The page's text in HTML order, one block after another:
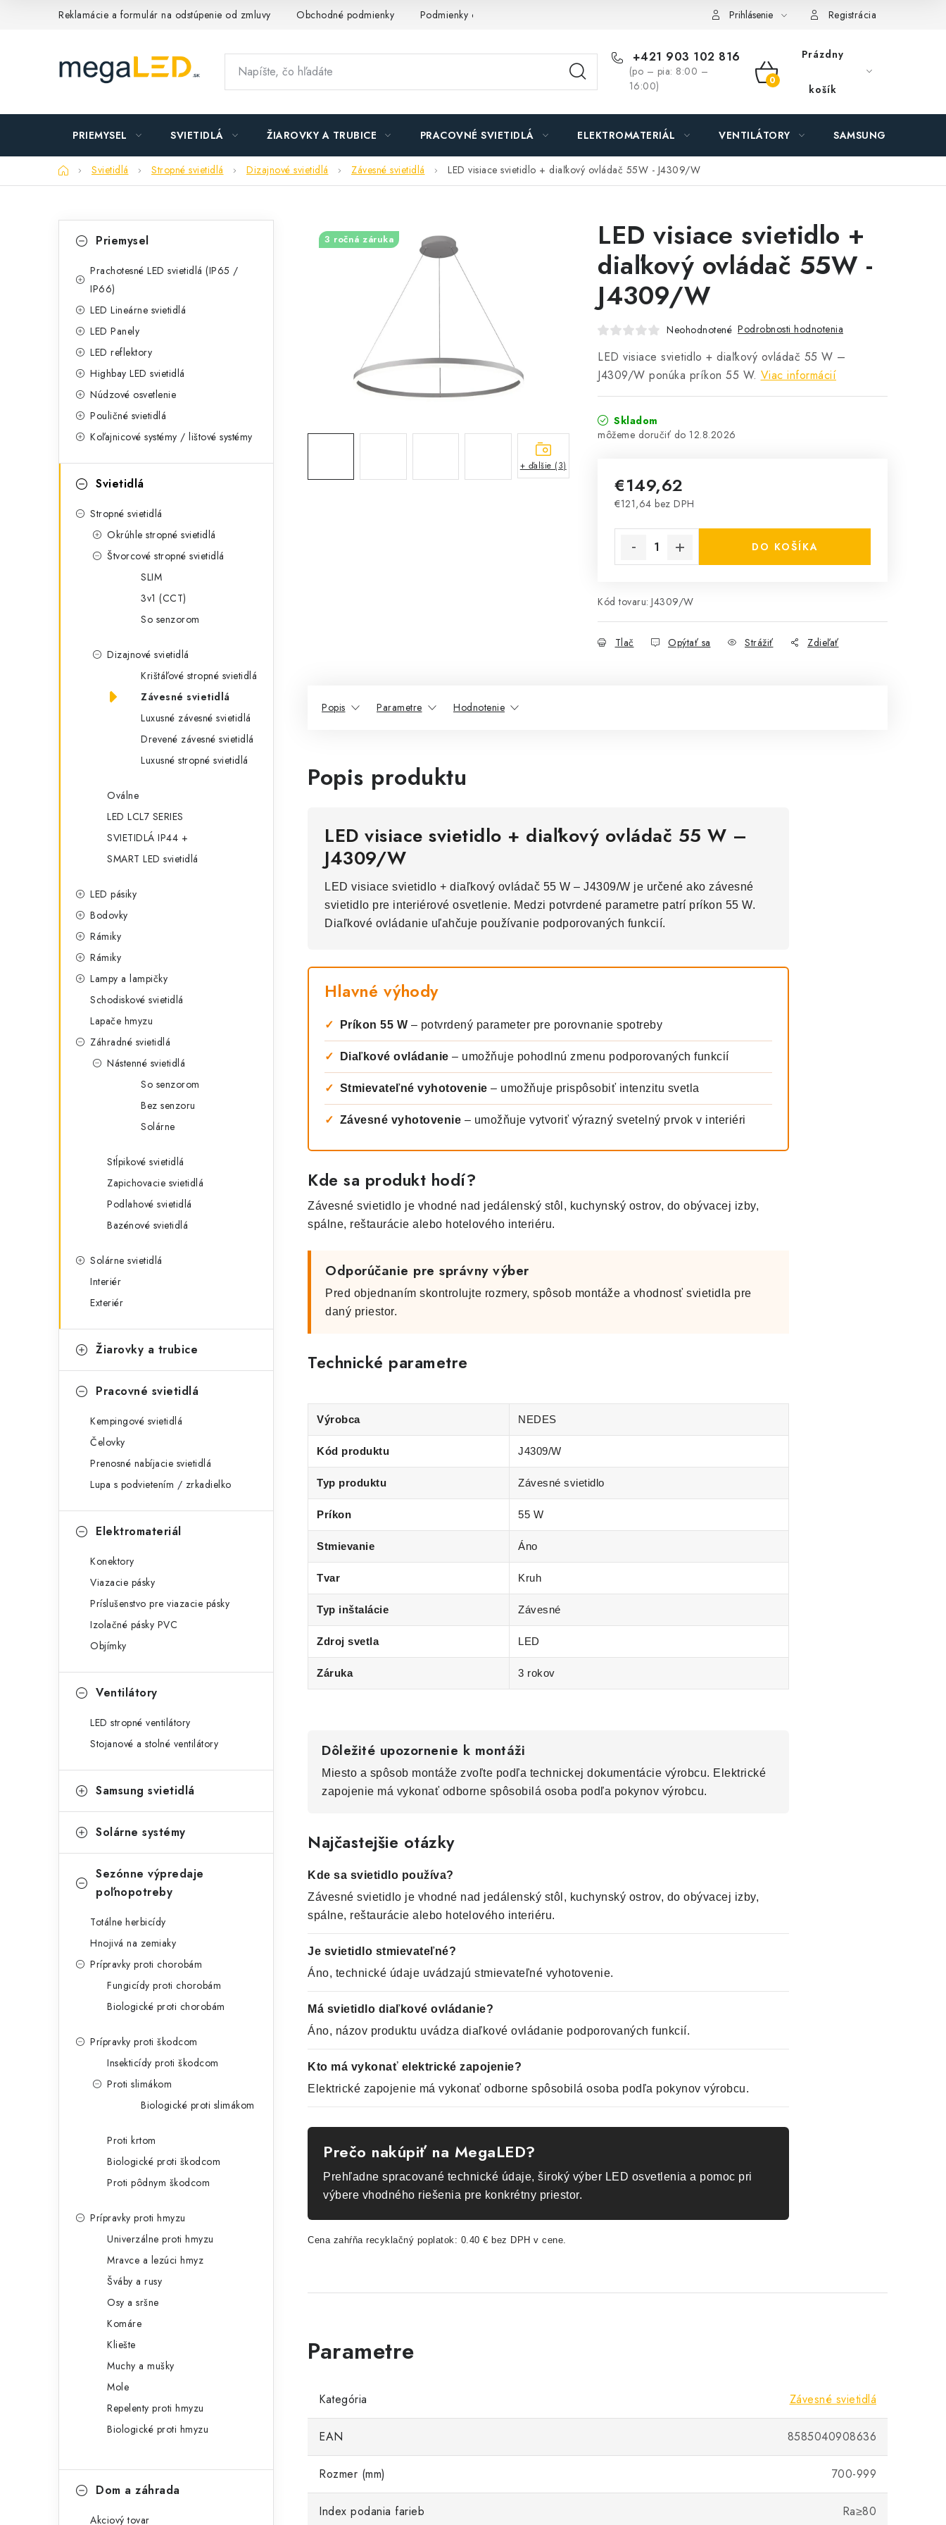
Reklamácie a formulár na odstúpenie od zmluvy Obchodné podmienky Podmienky ochrany osobných údajov O nás - MEGALED & JANTON Zákamenné Zľavy pre profíkov
Prihlásenie Registrácia
+421 903 102 816
(po – pia: 8:00 –
16:00)
NÁKUPNÝ
KOŠÍK
Prázdny
košík
PRIEMYSEL SVIETIDLÁ ŽIAROVKY A TRUBICE PRACOVNÉ SVIETIDLÁ ELEKTROMATERIÁL VENTILÁTORY SAMSUNG SVIETIDLÁ
DomovSvietidlá Stropné svietidlá Dizajnové svietidlá Závesné svietidlá LED visiace svietidlo + diaľkový ovládač 55W - J4309/W
l
kategóriePriemysel
Prachotesné LED svietidlá (IP65 /
IP66)
LED Lineárne svietidlá
LED Panely
LED reflektory
Highbay LED svietidlá
Núdzové osvetlenie
Pouličné svietidlá
Koľajnicové systémy / lištové systémy
Svietidlá
Stropné svietidlá
Okrúhle stropné svietidlá
Štvorcové stropné svietidlá
SLIM
3v1 (CCT)
So senzorom
Dizajnové svietidlá
Krištáľové stropné svietidlá
Závesné svietidlá
Luxusné závesné svietidlá
Drevené závesné svietidlá
Luxusné stropné svietidlá
Oválne
LED LCL7 SERIES
SVIETIDLÁ IP44 +
SMART LED svietidlá
LED pásiky
Bodovky
Rámiky
Rámiky
Lampy a lampičky
Schodiskové svietidlá
Lapače hmyzu
Záhradné svietidlá
Nástenné svietidlá
So senzorom
Bez senzoru
Solárne
Stĺpikové svietidlá
Zapichovacie svietidlá
Podlahové svietidlá
Bazénové svietidlá
Solárne svietidlá
Interiér
Exteriér
Žiarovky a trubice
Pracovné svietidlá
Kempingové svietidlá
Čelovky
Prenosné nabíjacie svietidlá
Lupa s podvietením / zrkadielko
Elektromateriál
Konektory
Viazacie pásky
Príslušenstvo pre viazacie pásky
Izolačné pásky PVC
Objímky
Ventilátory
LED stropné ventilátory
Stojanové a stolné ventilátory
Samsung svietidlá
Solárne systémy
Sezónne výpredaje
poľnopotreby
Totálne herbicídy
Hnojivá na zemiaky
Prípravky proti chorobám
Fungicídy proti chorobám
Biologické proti chorobám
Prípravky proti škodcom
Insekticídy proti škodcom
Proti slimákom
Biologické proti slimákom
Proti krtom
Biologické proti škodcom
Proti pôdnym škodcom
Prípravky proti hmyzu
Univerzálne proti hmyzu
Mravce a lezúci hmyz
Šváby a rusy
Osy a sršne
Komáre
Kliešte
Muchy a mušky
Mole
Repelenty proti hmyzu
Biologické proti hmyzu
Dom a záhrada
Akciový tovar
LED visiace svietidlo +
diaľkový ovládač 55W -
J4309/W
Neohodnotené Podrobnosti hodnotenia
LED visiace svietidlo + diaľkový ovládač 55 W –
J4309/W ponúka príkon 55 W. Viac informácií
Skladom
12.8.2026
€149,62
€121,64 bez DPH
DO KOŠÍKA
Kód tovaru: J4309/W
Tlač Opýtať sa Strážiť Zdieľať
3 ročná záruka
+ ďalšie (3)
Popis Parametre Hodnotenie
Popis produktu
LED visiace svietidlo + diaľkový ovládač 55 W –
J4309/W
LED visiace svietidlo + diaľkový ovládač 55 W – J4309/W je určené ako závesné
svietidlo pre interiérové osvetlenie. Medzi potvrdené parametre patrí príkon 55 W.
Diaľkové ovládanie uľahčuje používanie podporovaných funkcií.
Hlavné výhody
✓ Príkon 55 W – potvrdený parameter pre porovnanie spotreby
✓ Diaľkové ovládanie – umožňuje pohodlnú zmenu podporovaných funkcií
✓ Stmievateľné vyhotovenie – umožňuje prispôsobiť intenzitu svetla
✓ Závesné vyhotovenie – umožňuje vytvoriť výrazný svetelný prvok v interiéri
Kde sa produkt hodí?
Závesné svietidlo je vhodné nad jedálenský stôl, kuchynský ostrov, do obývacej izby,
spálne, reštaurácie alebo hotelového interiéru.
Odporúčanie pre správny výber
Pred objednaním skontrolujte rozmery, spôsob montáže a vhodnosť svietidla pre
daný priestor.
Technické parametre
Výrobca NEDES
Kód produktu J4309/W
Typ produktu Závesné svietidlo
Príkon 55 W
Stmievanie Áno
Tvar Kruh
Typ inštalácie Závesné
Zdroj svetla LED
Záruka 3 rokov
Dôležité upozornenie k montáži
Miesto a spôsob montáže zvoľte podľa technickej dokumentácie výrobcu. Elektrické
zapojenie má vykonať odborne spôsobilá osoba podľa pokynov výrobcu.
Najčastejšie otázky
Kde sa svietidlo používa?
Závesné svietidlo je vhodné nad jedálenský stôl, kuchynský ostrov, do obývacej izby,
spálne, reštaurácie alebo hotelového interiéru.
Je svietidlo stmievateľné?
Áno, technické údaje uvádzajú stmievateľné vyhotovenie.
Má svietidlo diaľkové ovládanie?
Áno, názov produktu uvádza diaľkové ovládanie podporovaných funkcií.
Kto má vykonať elektrické zapojenie?
Elektrické zapojenie má vykonať odborne spôsobilá osoba podľa pokynov výrobcu.
Prečo nakúpiť na MegaLED?
Prehľadne spracované technické údaje, široký výber LED osvetlenia a pomoc pri
výbere vhodného riešenia pre konkrétny priestor.
Cena zahŕňa recyklačný poplatok: 0.40 € bez DPH v cene.
Kategória Závesné svietidlá
EAN 8585040908636
Rozmer (mm) 700-999
Index podania farieb Ra≥80